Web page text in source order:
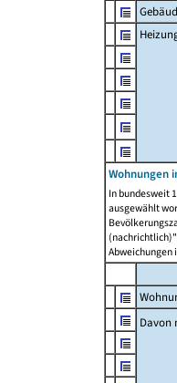
Wohnungen
In bundesweit
ausgewählt
Abweichungen
Davon